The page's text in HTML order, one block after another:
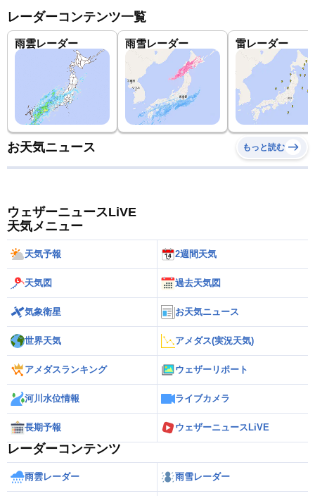
レーダーコンテンツ一覧
雨雲レーダー 雨雪レーダー 雷レーダー
お天気ニュース もっと読む
ウェザーニュースLiVE
天気メニュー
天気予報 2週間天気
天気図 過去天気図
気象衛星 お天気ニュース
世界天気 アメダス(実況天気)
アメダスランキング ウェザーリポート
河川水位情報 ライブカメラ
長期予報 ウェザーニュースLiVE
レーダーコンテンツ
雨雲レーダー 雨雪レーダー